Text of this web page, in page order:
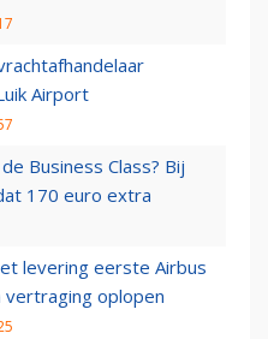
Airport
Business Class? Bij
170 euro extra
levering eerste Airbus
vertraging oplopen